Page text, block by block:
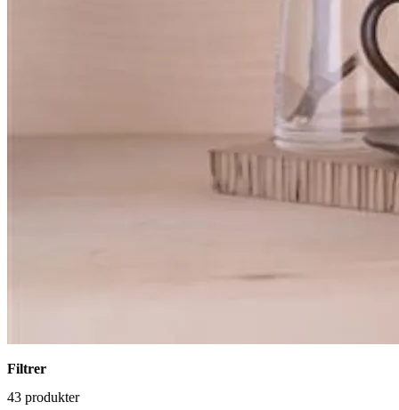
Filtrer
43 produkter